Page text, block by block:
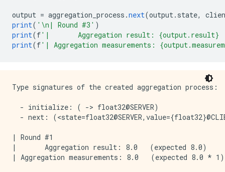
output = aggregation_process .next(output. state,
print( '\n| Round #3' )
print(f'|       Aggregation result: {output.result}
print(f'| Aggregation measurements:
Type signatures of the created aggregation process:
  - initialize: ( -> float32@SERVER)
- next:
| Round #1
|       Aggregation result: 8.0   (expected 8.0)
| Aggregation measurements: 8.0   (expected 8.0 * 1)